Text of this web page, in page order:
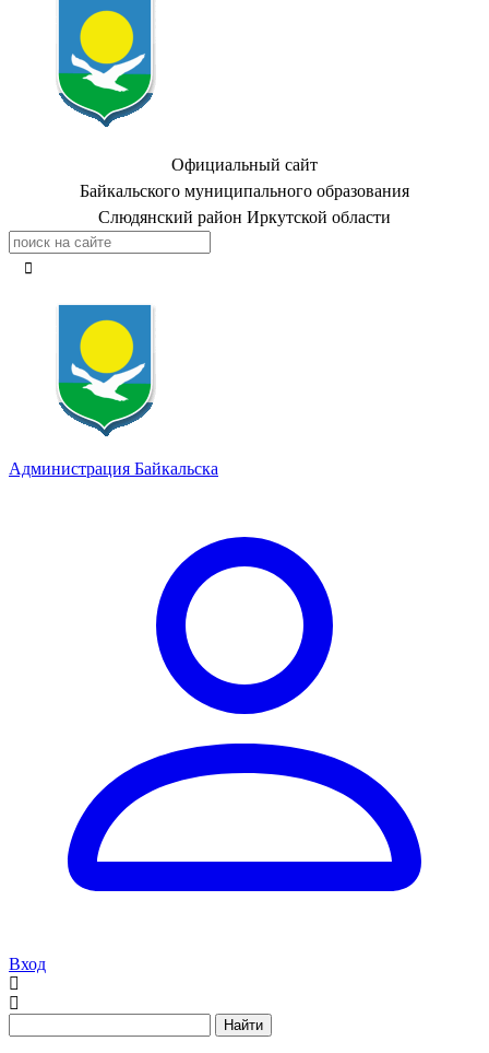
Официальный сайт
Байкальского муниципального образования
Слюдянский район Иркутской области
Администрация Байкальска
Вход
Найти